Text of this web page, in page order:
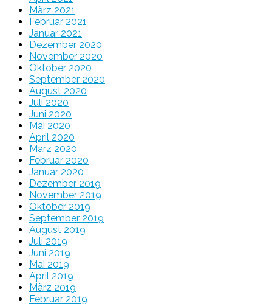
März 2021
Februar 2021
Januar 2021
Dezember 2020
November 2020
Oktober 2020
September 2020
August 2020
Juli 2020
Juni 2020
Mai 2020
April 2020
März 2020
Februar 2020
Januar 2020
Dezember 2019
November 2019
Oktober 2019
September 2019
August 2019
Juli 2019
Juni 2019
Mai 2019
April 2019
März 2019
Februar 2019